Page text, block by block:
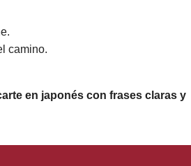
camino.
en japonés con frases claras y